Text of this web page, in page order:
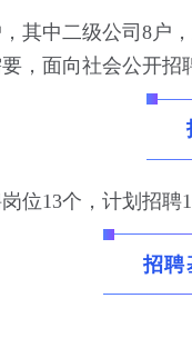
其中二级公司8户
，面向社会公开招
位13个，计划招
招聘